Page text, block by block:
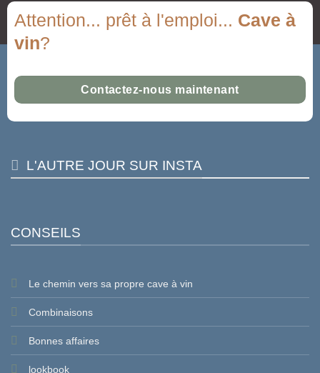
Attention... prêt à l'emploi... Cave à
vin?
Contactez-nous maintenant
L'AUTRE JOUR SUR INSTA
CONSEILS
Le chemin vers sa propre cave à vin
Combinaisons
Bonnes affaires
lookbook